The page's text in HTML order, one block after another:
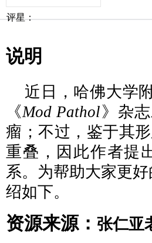
评星：
说明
近日，哈佛大学
《Mod Pathol》杂
瘤；不过，鉴于其
重叠，因此作者提
系。为帮助大家更
绍如下。
资源来源： 张仁亚